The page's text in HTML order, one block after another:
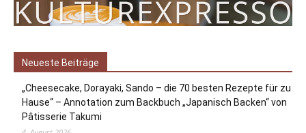
Neueste Beiträge
„Cheesecake, Dorayaki, Sando – die 70 besten Rezepte für zu
Hause“ – Annotation zum Backbuch „Japanisch Backen“ von
Pâtisserie Takumi